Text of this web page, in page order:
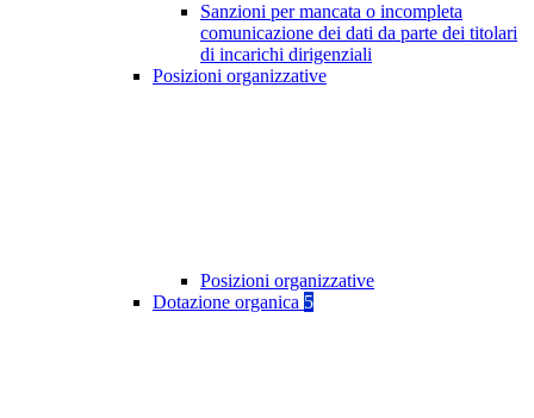
Sanzioni per mancata o incompleta
comunicazione dei dati da parte dei titolari
di incarichi dirigenziali
Posizioni organizzative
Posizioni organizzative
Dotazione organica 5